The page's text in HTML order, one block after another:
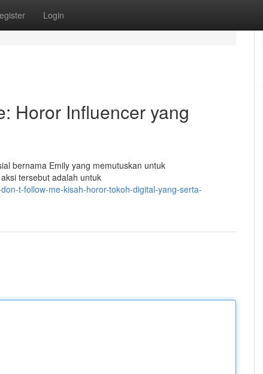
Login
Horor Influencer yang
bernama Emily yang memutuskan untuk
tersebut adalah untuk
t-follow-me-kisah-horor-tokoh-digital-yang-serta-